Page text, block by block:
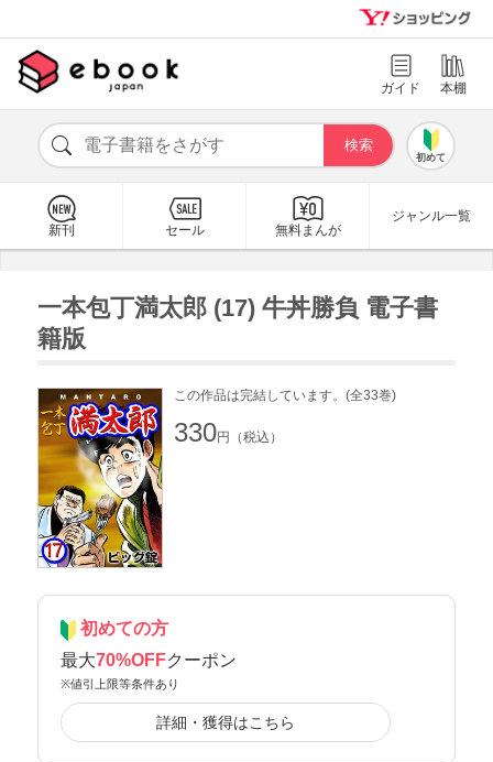
ガイド 本棚
初めて
新刊 セール 無料まんが
ジャンル一覧
一本包丁満太郎 (17) 牛丼勝負 電子書
籍版
この作品は完結しています。(全33巻)
330円（税込）
初めての方
最大70%OFFクーポン
※値引上限等条件あり
詳細・獲得はこちら